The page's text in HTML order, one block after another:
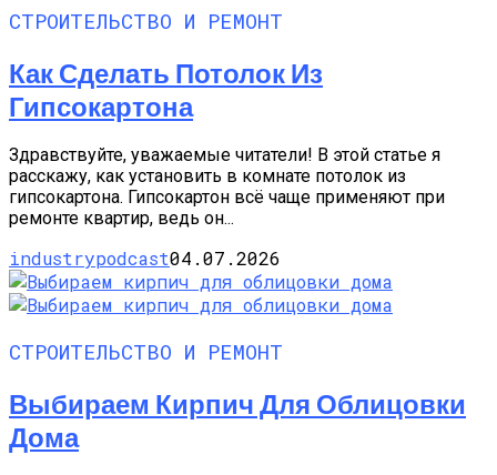
СТРОИТЕЛЬСТВО И РЕМОНТ
Как Сделать Потолок Из
Гипсокартона
Здравствуйте, уважаемые читатели! В этой статье я
расскажу, как установить в комнате потолок из
гипсокартона. Гипсокартон всё чаще применяют при
ремонте квартир, ведь он...
industrypodcast04.07.2026
СТРОИТЕЛЬСТВО И РЕМОНТ
Выбираем Кирпич Для Облицовки
Дома